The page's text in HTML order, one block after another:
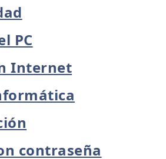
PC
Internet
contraseña